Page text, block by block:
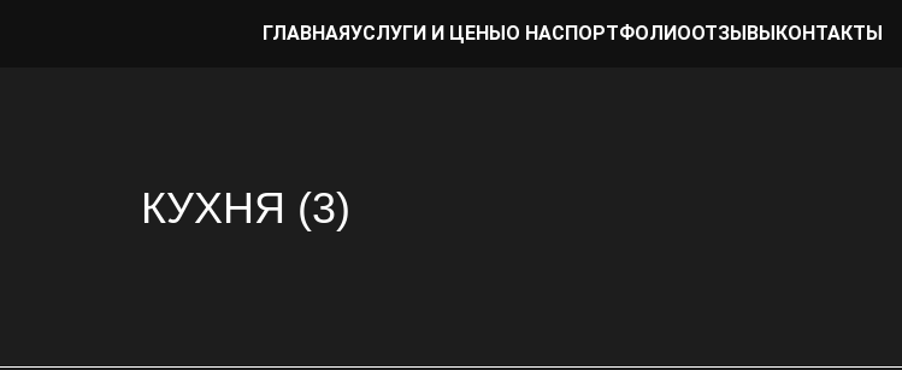
ГЛАВНАЯУСЛУГИ И ЦЕНЫО НАСПОРТФОЛИООТЗЫВЫКОНТАКТЫ
КУХНЯ (3)